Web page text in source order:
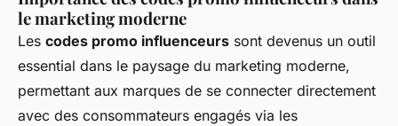
le marketing moderne
Les codes promo influenceurs sont devenus un outil
essential dans le paysage du marketing moderne,
permettant aux marques de se connecter directement
avec des consommateurs engagés via les